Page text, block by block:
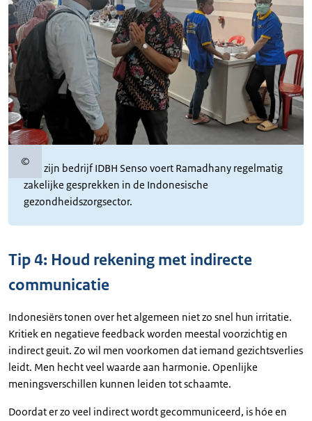
©Copyrightinformatie
Met zijn bedrijf IDBH Senso voert Ramadhany regelmatig
zakelijke gesprekken in de Indonesische
gezondheidszorgsector.
Tip 4: Houd rekening met indirecte
communicatie
Indonesiërs tonen over het algemeen niet zo snel hun irritatie.
Kritiek en negatieve feedback worden meestal voorzichtig en
indirect geuit. Zo wil men voorkomen dat iemand gezichtsverlies
leidt. Men hecht veel waarde aan harmonie. Openlijke
meningsverschillen kunnen leiden tot schaamte.
Doordat er zo veel indirect wordt gecommuniceerd, is hóe en